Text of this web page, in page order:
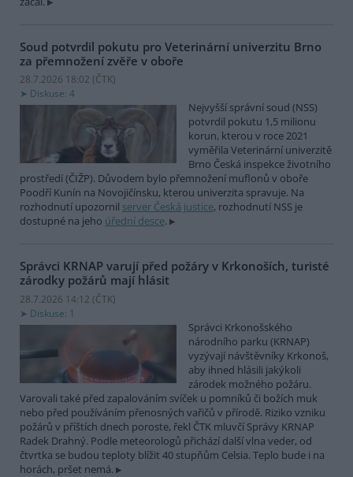
Soud potvrdil pokutu pro Veterinární univerzitu Brno
za přemnožení zvěře v oboře
28.7.2026 18:02 (ČTK)
Diskuse: 4
Nejvyšší správní soud (NSS)
potvrdil pokutu 1,5 milionu
korun, kterou v roce 2021
vyměřila Veterinární univerzitě
Brno Česká inspekce životního
prostředí (ČIŽP). Důvodem bylo přemnožení muflonů v oboře
Poodří Kunín na Novojičínsku, kterou univerzita spravuje. Na
rozhodnutí upozornil server Česká justice, rozhodnutí NSS je
dostupné na jeho úřední desce.
Správci KRNAP varují před požáry v Krkonoších, turisté
zárodky požárů mají hlásit
28.7.2026 14:12 (ČTK)
Diskuse: 1
Správci Krkonošského
národního parku (KRNAP)
vyzývají návštěvníky Krkonoš,
aby ihned hlásili jakýkoli
zárodek možného požáru.
Varovali také před zapalováním svíček u pomníků či božích muk
nebo před používáním přenosných vařičů v přírodě. Riziko vzniku
požárů v příštích dnech poroste, řekl ČTK mluvčí Správy KRNAP
Radek Drahný. Podle meteorologů přichází další vlna veder, od
čtvrtka se budou teploty blížit 40 stupňům Celsia. Teplo bude i na
horách, pršet nemá.